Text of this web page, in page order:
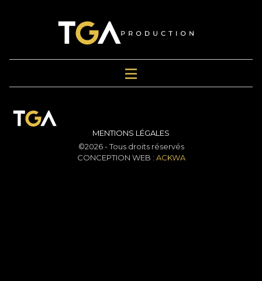
MENTIONS LÉGALES
©2026 - Tous droits réservés
CONCEPTION WEB : ACKWA